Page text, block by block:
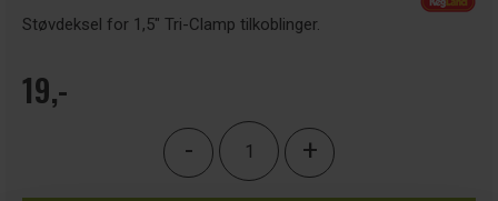
Støvdeksel for 1,5" Tri-Clamp tilkoblinger.
19,-
- +